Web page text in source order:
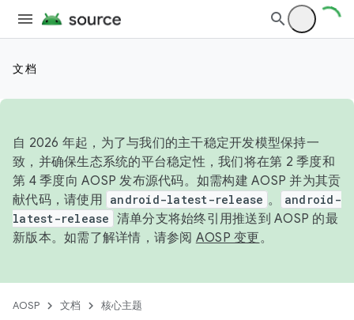
文档
自 2026 年起，为了与我们的主干稳定开发模型保持一
致，并确保生态系统的平台稳定性，我们将在第 2 季度和
第 4 季度向 AOSP 发布源代码。如需构建 AOSP 并为其贡
献代码，请使用 android-latest-release 。
android-
latest-release 清单分支将始终引用推送到 AOSP 的最
新版本。如需了解详情，请参阅 AOSP 变更。
AOSP 文档 核心主题